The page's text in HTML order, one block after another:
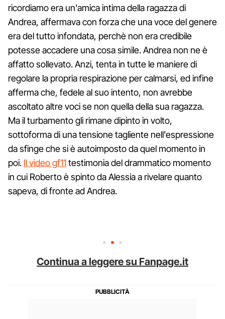
ricordiamo era un'amica intima della ragazza di
Andrea, affermava con forza che una voce del genere
era del tutto infondata, perchè non era credibile
potesse accadere una cosa simile. Andrea non ne è
affatto sollevato. Anzi, tenta in tutte le maniere di
regolare la propria respirazione per calmarsi, ed infine
afferma che, fedele al suo intento, non avrebbe
ascoltato altre voci se non quella della sua ragazza.
Ma il turbamento gli rimane dipinto in volto,
sottoforma di una tensione tagliente nell'espressione
da sfinge che si è autoimposto da quel momento in
poi. Il video gf11testimonia del drammatico momento
in cui Roberto è spinto da Alessia a rivelare quanto
sapeva, di fronte ad Andrea.
Continua a leggere su Fanpage.it